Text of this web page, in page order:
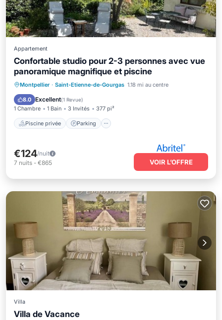
Appartement
Confortable studio pour 2-3 personnes avec vue
panoramique magnifique et piscine
Montpellier · Saint-Etienne-de-Gourgas 1.18 mi au centre
8.0 Excellent(1 Revue)
1 Chambre 1 Bain 3 Invités 377 pi²
Piscine privée Parking
Piscine privée Parking
Piscine
Vue sur l’océan
€124/nuit
7 nuits - €865 VOIR L’OFFRE
Villa
Villa de Vacance
Piscine privée